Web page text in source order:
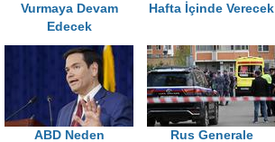
Vurmaya Devam
Edecek
Hafta İçinde Verecek
ABD Neden Rus Generale